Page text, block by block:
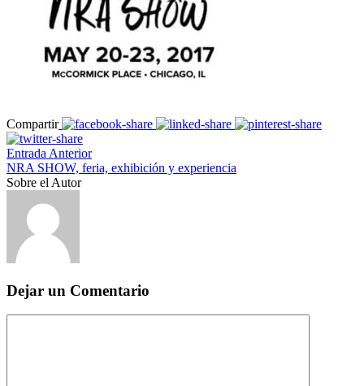
Compartir
Entrada Anterior
NRA SHOW, feria, exhibición y experiencia
Sobre el Autor
Dejar un Comentario